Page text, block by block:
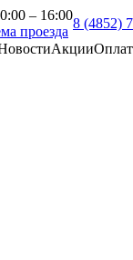
– 16:00
проезда
8 (4852)
Акции